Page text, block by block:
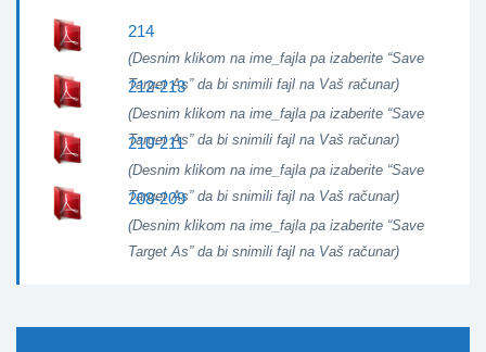
214
(Desnim klikom na ime_fajla pa izaberite “Save
Target As” da bi snimili fajl na Vaš računar)
212-213
(Desnim klikom na ime_fajla pa izaberite “Save
Target As” da bi snimili fajl na Vaš računar)
210-211
(Desnim klikom na ime_fajla pa izaberite “Save
Target As” da bi snimili fajl na Vaš računar)
208-209
(Desnim klikom na ime_fajla pa izaberite “Save
Target As” da bi snimili fajl na Vaš računar)